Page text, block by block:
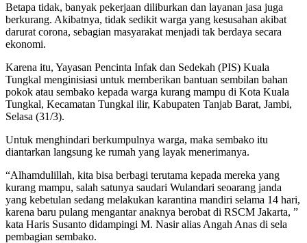
Betapa tidak, banyak pekerjaan diliburkan dan layanan jasa juga
berkurang. Akibatnya, tidak sedikit warga yang kesusahan akibat
darurat corona, sebagian masyarakat menjadi tak berdaya secara
ekonomi.
Karena itu, Yayasan Pencinta Infak dan Sedekah (PIS) Kuala
Tungkal menginisiasi untuk memberikan bantuan sembilan bahan
pokok atau sembako kepada warga kurang mampu di Kota Kuala
Tungkal, Kecamatan Tungkal ilir, Kabupaten Tanjab Barat, Jambi,
Selasa (31/3).
Untuk menghindari berkumpulnya warga, maka sembako itu
diantarkan langsung ke rumah yang layak menerimanya.
“Alhamdulillah, kita bisa berbagi terutama kepada mereka yang
kurang mampu, salah satunya saudari Wulandari seoarang janda
yang kebetulan sedang melakukan karantina mandiri selama 14 hari,
karena baru pulang mengantar anaknya berobat di RSCM Jakarta, ”
kata Haris Susanto didampingi M. Nasir alias Angah Anas di sela
pembagian sembako.